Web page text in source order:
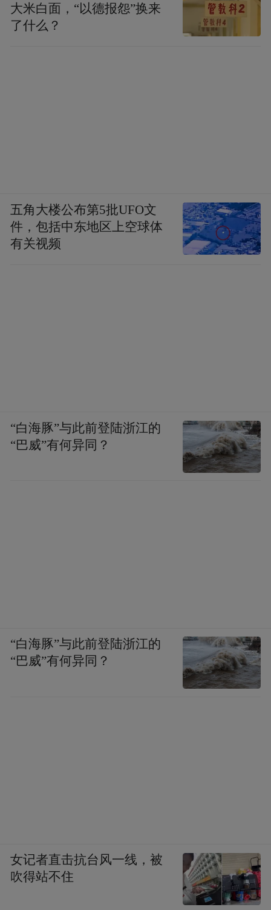
大米白面，“以德报怨”换来
了什么？
五角大楼公布第5批UFO文
件，包括中东地区上空球体
有关视频
“白海豚”与此前登陆浙江的
“巴威”有何异同？
“白海豚”与此前登陆浙江的
“巴威”有何异同？
女记者直击抗台风一线，被
吹得站不住